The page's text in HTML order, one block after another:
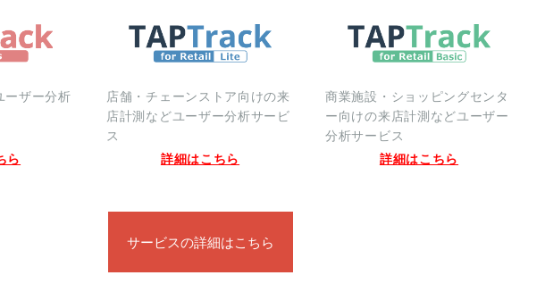
ーザー分析
ら
店舗・チェーンストア向けの来
店計測などユーザー分析サービ
ス
詳細はこちら
商業施設・ショッピングセンタ
ー向けの来店計測などユーザー
分析サービス
詳細はこちら
サービスの詳細はこちら